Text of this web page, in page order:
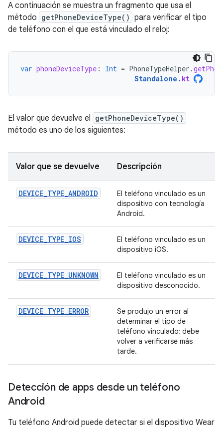
A continuación se muestra un fragmento que usa el
método getPhoneDeviceType() para verificar el tipo
de teléfono con el que está vinculado el reloj:
var phoneDeviceType : Int = PhoneTypeHelper .
Standalone . kt
El valor que devuelve el getPhoneDeviceType()
método es uno de los siguientes:
Valor que se devuelve Descripción
DEVICE_TYPE_ANDROID
El teléfono vinculado es un
dispositivo con tecnología
Android.
DEVICE_TYPE_IOS
El teléfono vinculado es un
dispositivo iOS.
DEVICE_TYPE_UNKNOWN
El teléfono vinculado es un
dispositivo desconocido.
DEVICE_TYPE_ERROR
Se produjo un error al
determinar el tipo de
teléfono vinculado; debe
volver a verificarse más
tarde.
Detección de apps desde un teléfono
Android
Tu teléfono Android puede detectar si el dispositivo Wear